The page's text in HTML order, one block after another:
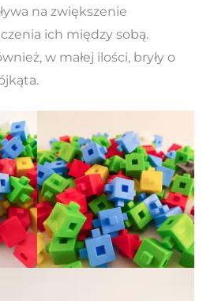
na zwiększenie
ich między sobą.
w małej ilości, bryły o